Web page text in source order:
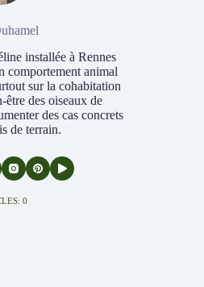
installée à Rennes
comportement animal
sur la cohabitation
être des oiseaux de
des cas concrets
de terrain.
0